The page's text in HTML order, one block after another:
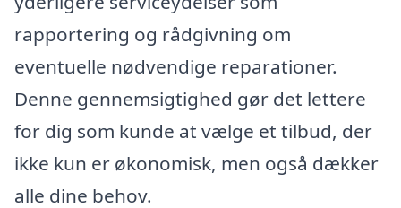
rapportering og rådgivning om
eventuelle nødvendige reparationer.
Denne gennemsigtighed gør det lettere
for dig som kunde at vælge et tilbud, der
ikke kun er økonomisk, men også dækker
alle dine behov.